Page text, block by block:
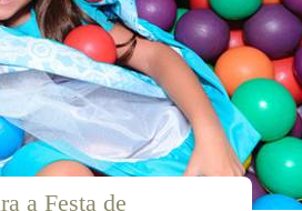
a Festa de